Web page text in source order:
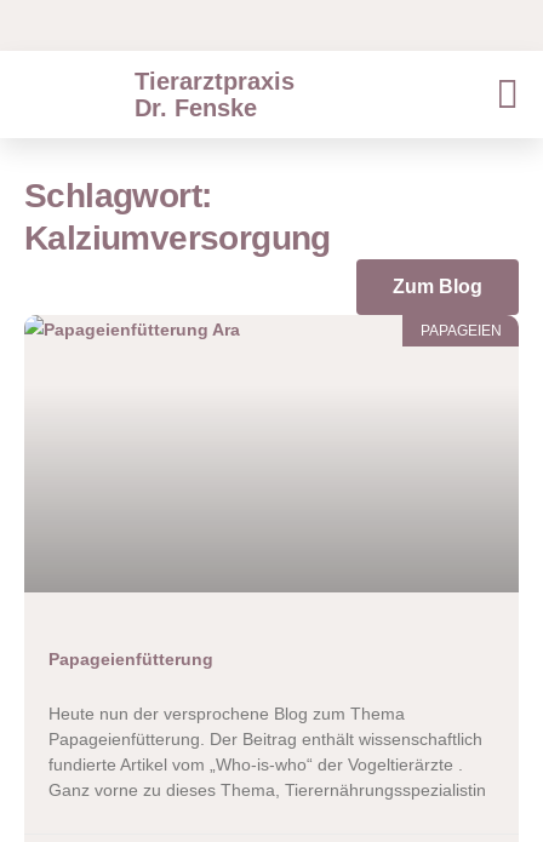
Tierarztpraxis
Dr. Fenske
Schlagwort:
Kalziumversorgung
Zum Blog
PAPAGEIEN
Papageienfütterung
Heute nun der versprochene Blog zum Thema
Papageienfütterung. Der Beitrag enthält wissenschaftlich
fundierte Artikel vom „Who-is-who“ der Vogeltierärzte .
Ganz vorne zu dieses Thema, Tierernährungsspezialistin